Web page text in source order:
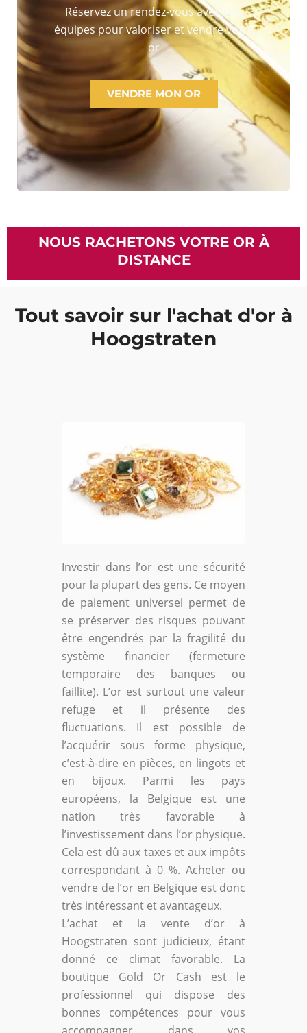
Réservez un rendez-vous avec nos
équipes pour valoriser et vendre votre
or
VENDRE MON OR
NOUS RACHETONS VOTRE OR À
DISTANCE
Tout savoir sur l'achat d'or à
Hoogstraten
Investir dans l’or est une sécurité
pour la plupart des gens. Ce moyen
de paiement universel permet de
se préserver des risques pouvant
être engendrés par la fragilité du
système financier (fermeture
temporaire des banques ou
faillite). L’or est surtout une valeur
refuge et il présente des
fluctuations. Il est possible de
l’acquérir sous forme physique,
c’est-à-dire en pièces, en lingots et
en bijoux. Parmi les pays
européens, la Belgique est une
nation très favorable à
l’investissement dans l’or physique.
Cela est dû aux taxes et aux impôts
correspondant à 0 %. Acheter ou
vendre de l’or en Belgique est donc
très intéressant et avantageux.
L’achat et la vente d’or à
Hoogstraten sont judicieux, étant
donné ce climat favorable. La
boutique Gold Or Cash est le
professionnel qui dispose des
bonnes compétences pour vous